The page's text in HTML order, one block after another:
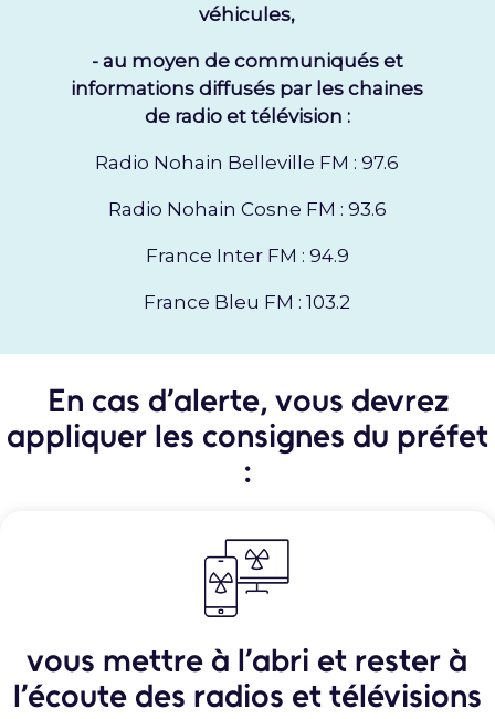
véhicules,
- au moyen de communiqués et
informations diffusés par les chaines
de radio et télévision :
Radio Nohain Belleville FM : 97.6
Radio Nohain Cosne FM : 93.6
France Inter FM : 94.9
France Bleu FM : 103.2
En cas d’alerte, vous devrez
appliquer les consignes du préfet
:
vous mettre à l’abri et rester à
l’écoute des radios et télévisions